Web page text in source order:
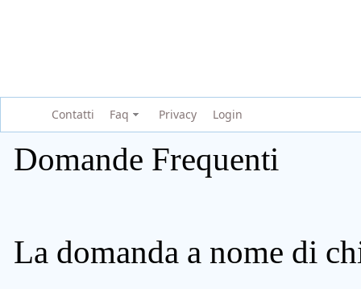
Contatti Faq Privacy Login
Domande Frequenti
La domanda a nome di